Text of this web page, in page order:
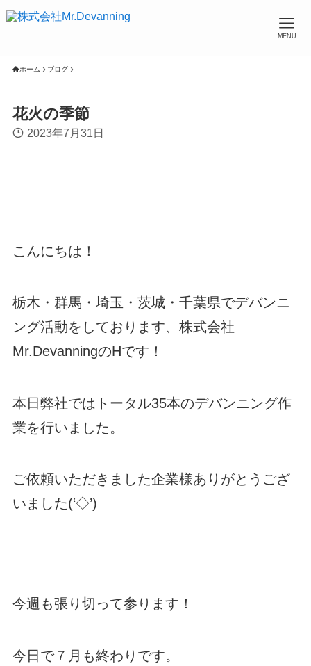
MENU
ホーム ブログ
花火の季節
2023年7月31日
こんにちは！
栃木・群馬・埼玉・茨城・千葉県でデバンニ
ング活動をしております、株式会社
Mr.DevanningのHです！
本日弊社ではトータル35本のデバンニング作
業を行いました。
ご依頼いただきました企業様ありがとうござ
いました(‘◇’)ゞ
今週も張り切って参ります！
今日で７月も終わりです。